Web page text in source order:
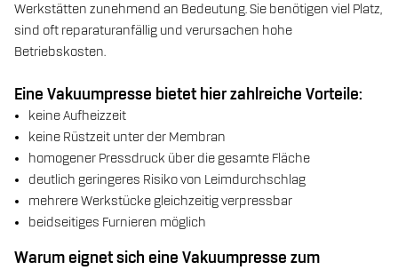
Werkstätten zunehmend an Bedeutung. Sie benötigen viel Platz,
sind oft reparaturanfällig und verursachen hohe
Betriebskosten.
Eine Vakuumpresse bietet hier zahlreiche Vorteile:
keine Aufheizzeit
keine Rüstzeit unter der Membran
homogener Pressdruck über die gesamte Fläche
deutlich geringeres Risiko von Leimdurchschlag
mehrere Werkstücke gleichzeitig verpressbar
beidseitiges Furnieren möglich
Warum eignet sich eine Vakuumpresse zum